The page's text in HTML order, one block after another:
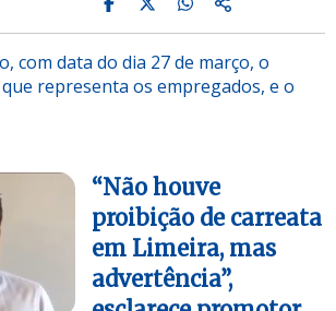
com data do dia 27 de março, o
representa os empregados, e o
“Não houve
proibição de carreata
em Limeira, mas
advertência”,